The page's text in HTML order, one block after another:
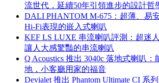
流世代，延續50年引領進步的設計哲
DALI PHANTOM M-675：超薄、易
Hi-Fi表現的嵌入式喇叭
KEF LS LUXE 串流喇叭評測：超迷
讓人大感驚豔的串流喇叭
Q Acoustics 推出 3040c 落地式喇叭
地，小客廳用家的福音
Devialet 推出 Phantom Ultimate CI 系